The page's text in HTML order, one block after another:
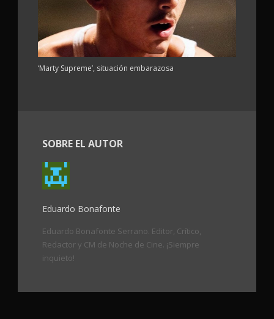
‘Marty Supreme’, situación embarazosa
SOBRE EL AUTOR
Eduardo Bonafonte
Eduardo Bonafonte Serrano. Editor, Crítico,
Redactor y CM de Noche de Cine. ¡Siempre
inquieto!